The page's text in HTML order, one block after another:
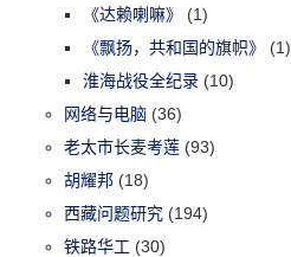
《达赖喇嘛》
(1)
《飘扬，共和国的旗帜》
(1)
淮海战役全纪录 (10)
网络与电脑 (36)
老太市长麦考莲 (93)
胡耀邦 (18)
西藏问题研究 (194)
铁路华工 (30)